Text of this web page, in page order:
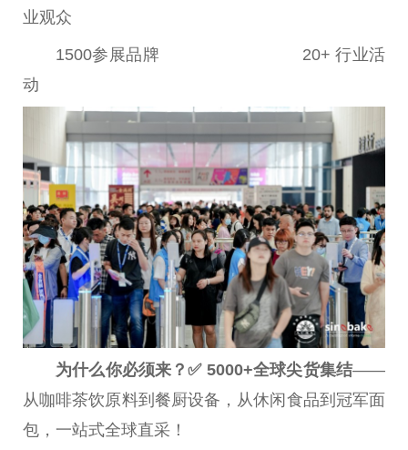
业观众
1500参展品牌 20+ 行业活
动
为什么你必须来？✅5000+全球尖货集结——
从咖啡茶饮原料到餐厨设备，从休闲食品到冠军面
包，一站式全球直采！